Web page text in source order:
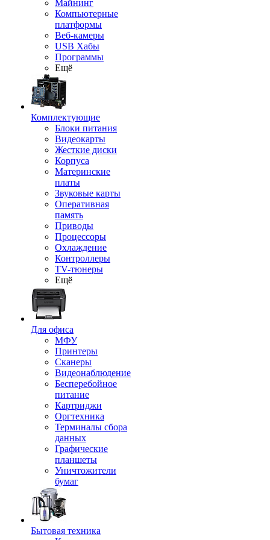
Майнинг
Компьютерные
платформы
Веб-камеры
USB Хабы
Программы
Ещё
Комплектующие
Блоки питания
Видеокарты
Жесткие диски
Корпуса
Материнские
платы
Звуковые карты
Оперативная
память
Приводы
Процессоры
Охлаждение
Контроллеры
TV-тюнеры
Ещё
Для офиса
МФУ
Принтеры
Сканеры
Видеонаблюдение
Бесперебойное
питание
Картриджи
Оргтехника
Терминалы сбора
данных
Графические
планшеты
Уничтожители
бумаг
Бытовая техника